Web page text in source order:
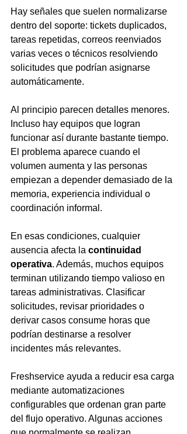
Hay señales que suelen normalizarse
dentro del soporte: tickets duplicados,
tareas repetidas, correos reenviados
varias veces o técnicos resolviendo
solicitudes que podrían asignarse
automáticamente.
Al principio parecen detalles menores.
Incluso hay equipos que logran
funcionar así durante bastante tiempo.
El problema aparece cuando el
volumen aumenta y las personas
empiezan a depender demasiado de la
memoria, experiencia individual o
coordinación informal.
En esas condiciones, cualquier
ausencia afecta la continuidad
operativa. Además, muchos equipos
terminan utilizando tiempo valioso en
tareas administrativas. Clasificar
solicitudes, revisar prioridades o
derivar casos consume horas que
podrían destinarse a resolver
incidentes más relevantes.
Freshservice ayuda a reducir esa carga
mediante automatizaciones
configurables que ordenan gran parte
del flujo operativo. Algunas acciones